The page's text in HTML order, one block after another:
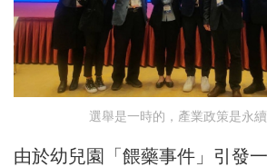
選舉是一時的，產業政策是永續
由於幼兒園「餵藥事件」引發